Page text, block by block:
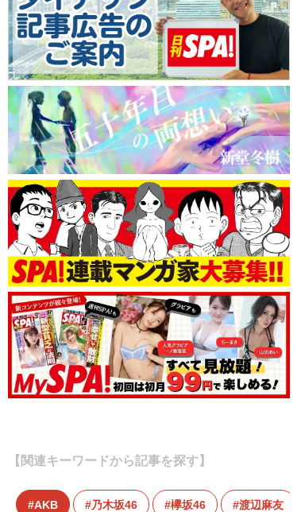
【関連キーワードから記事を探す】
AKB 乃木坂46 欅坂46 渡辺麻友